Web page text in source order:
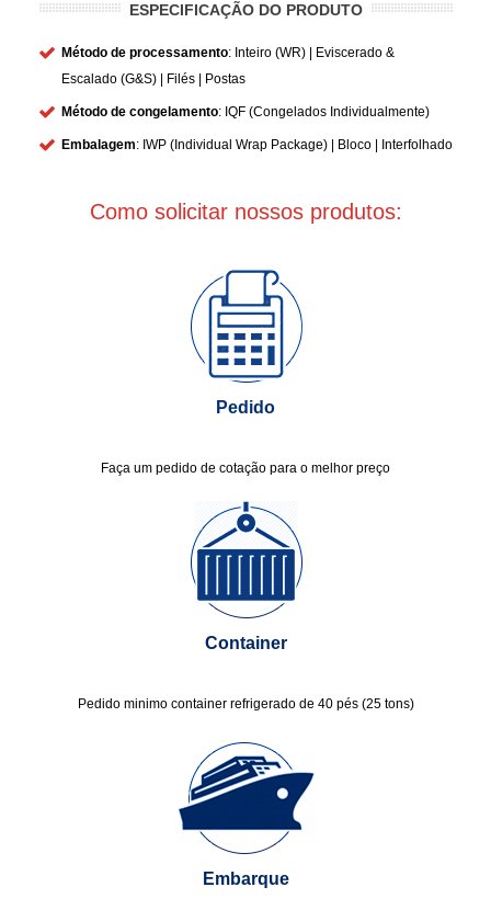
ESPECIFICAÇÃO DO PRODUTO
Método de processamento: Inteiro (WR) | Eviscerado &
Escalado (G&S) | Filés | Postas
Método de congelamento: IQF (Congelados Individualmente)
Embalagem: IWP (Individual Wrap Package) | Bloco | Interfolhado
Como solicitar nossos produtos:
Pedido
Faça um pedido de cotação para o melhor preço
Container
Pedido minimo container refrigerado de 40 pés (25 tons)
Embarque